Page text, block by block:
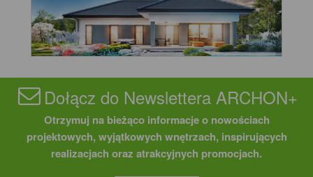
Dołącz do Newslettera ARCHON+
Otrzymuj na bieżąco informacje o nowościach
projektowych, wyjątkowych wnętrzach, inspirujących
realizacjach oraz atrakcyjnych promocjach.